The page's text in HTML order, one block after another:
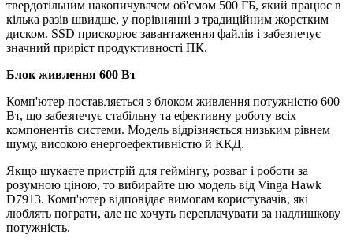
твердотільним накопичувачем об'ємом 500 ГБ, який працює в
кілька разів швидше, у порівнянні з традиційним жорстким
диском. SSD прискорює завантаження файлів і забезпечує
значний приріст продуктивності ПК.
Блок живлення 600 Вт
Комп'ютер поставляється з блоком живлення потужністю 600
Вт, що забезпечує стабільну та ефективну роботу всіх
компонентів системи. Модель відрізняється низьким рівнем
шуму, високою енергоефективністю й ККД.
Якщо шукаєте пристрій для геймінгу, розваг і роботи за
розумною ціною, то вибирайте цю модель від Vinga Hawk
D7913. Комп'ютер відповідає вимогам користувачів, які
люблять пограти, але не хочуть переплачувати за надлишкову
потужність.